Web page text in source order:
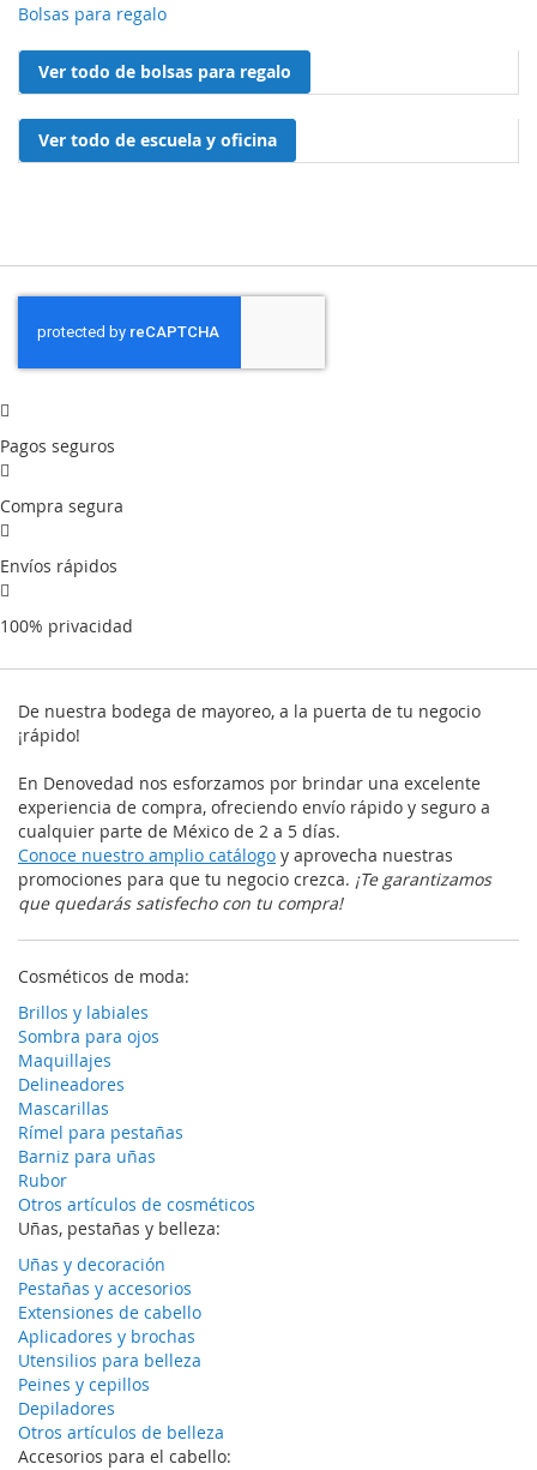
Bolsas para regalo
Ver todo de bolsas para regalo
Ver todo de escuela y oficina
Pagos seguros
Compra segura
Envíos rápidos
100% privacidad
De nuestra bodega de mayoreo, a la puerta de tu negocio
¡rápido!
En Denovedad nos esforzamos por brindar una excelente
experiencia de compra, ofreciendo envío rápido y seguro a
cualquier parte de México de 2 a 5 días.
Conoce nuestro amplio catálogo y aprovecha nuestras
promociones para que tu negocio crezca. ¡Te garantizamos
que quedarás satisfecho con tu compra!
Cosméticos de moda:
Brillos y labiales
Sombra para ojos
Maquillajes
Delineadores
Mascarillas
Rímel para pestañas
Barniz para uñas
Rubor
Otros artículos de cosméticos
Uñas, pestañas y belleza:
Uñas y decoración
Pestañas y accesorios
Extensiones de cabello
Aplicadores y brochas
Utensilios para belleza
Peines y cepillos
Depiladores
Otros artículos de belleza
Accesorios para el cabello: